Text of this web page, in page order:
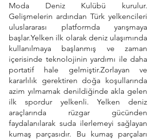
Moda Deniz Kulübü kurulur.
Gelişmelerin ardından Türk yelkencileri
uluslararası platformda yarışmaya
başlar.Yelken ilk olarak deniz ulaşımında
kullanılmaya başlanmış ve zaman
içerisinde teknolojinin yardımı ile daha
portatif hale gelmiştir.Zorlayan ve
kararlılık gerektiren doğa koşullarında
azim yılmamak denildiğinde akla gelen
ilk spordur yelkenli.
Yelken deniz
araçlarında rüzgar gücünden
faydalanılarak suda ilerlemeyi sağlayan
kumaş parçasıdır. Bu kumaş parçaları